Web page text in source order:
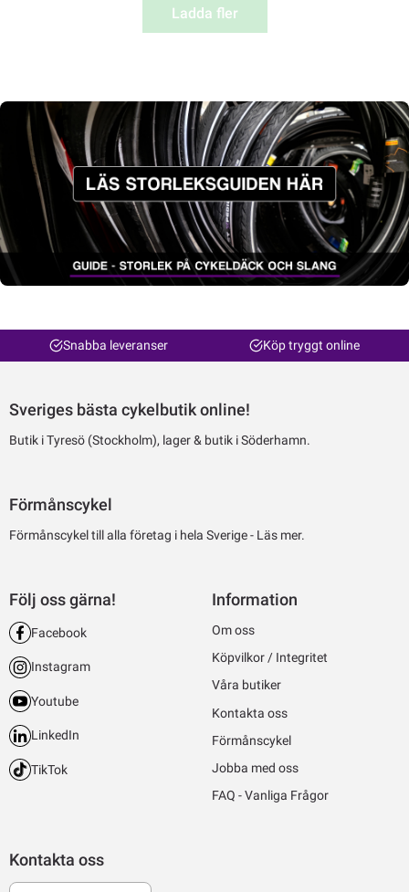
Ladda fler
Snabba leveranser Köp tryggt online
Sveriges bästa cykelbutik online!
Butik i Tyresö (Stockholm), lager & butik i Söderhamn.
Förmånscykel
Förmånscykel till alla företag i hela Sverige - Läs mer.
Kontakta oss
Följ oss gärna!
Facebook
Instagram
Youtube
LinkedIn
TikTok
Information
Om oss
Köpvilkor / Integritet
Våra butiker
Kontakta oss
Förmånscykel
Jobba med oss
FAQ - Vanliga Frågor